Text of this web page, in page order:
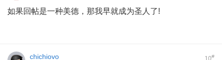
如果回帖是一种美德，那我早就成为圣人了!
10#
chichiovo